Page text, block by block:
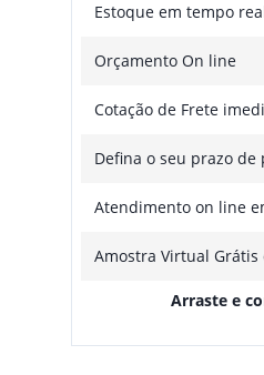
Estoque em tempo
Orçamento On line
Cotação de Frete
Defina o seu prazo de
Atendimento on line
Amostra Virtual Grátis
Arraste e